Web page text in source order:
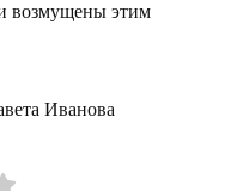
возмущены этим
Иванова